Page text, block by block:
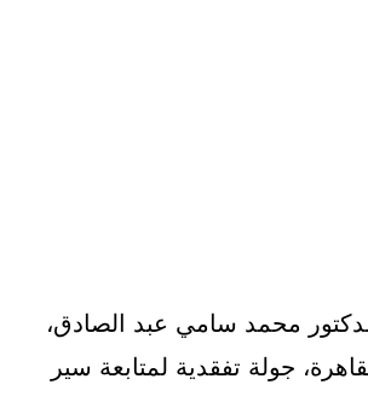
محمد سامي عبد الصادق،
جولة تفقدية لمتابعة سير